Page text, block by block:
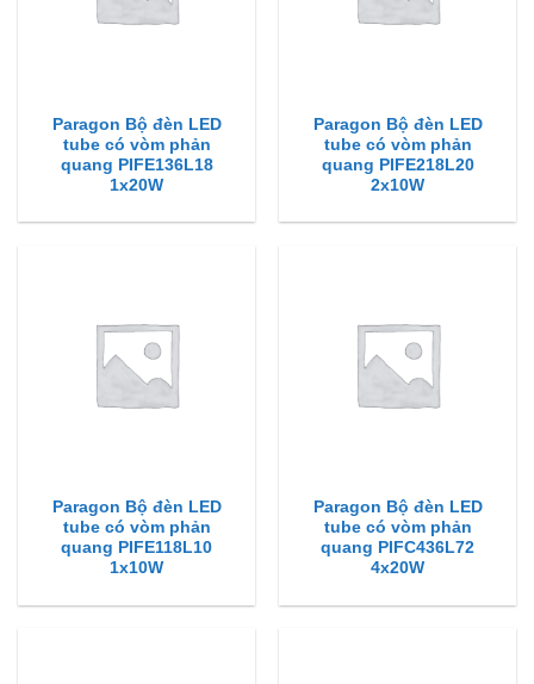
Paragon Bộ đèn LED
tube có vòm phản
quang PIFE136L18
1x20W
Paragon Bộ đèn LED
tube có vòm phản
quang PIFE218L20
2x10W
Paragon Bộ đèn LED
tube có vòm phản
quang PIFE118L10
1x10W
Paragon Bộ đèn LED
tube có vòm phản
quang PIFC436L72
4x20W